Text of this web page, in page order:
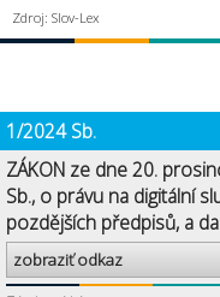
Zdroj: Slov-Lex
1/2024 Sb.
ZÁKON ze dne 20.
Sb., o právu na digitální
pozdějších předpisů, a
zobraziť odkaz